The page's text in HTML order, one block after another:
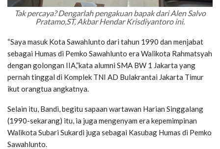
Tak percaya? Dengarlah pengakuan bapak dari Alen Salvo
Pratamo,ST, Akbar Hendar Krisdiyantoro ini.
“Saya masuk Kota Sawahlunto dari tahun 1990 dan menjabat
sebagai Humas di Pemko Sawahlunto era Walikota Rahmatsyah
dengan golongan IIA,”kata alumni SMA BW 1 Jakarta yang
pernah tinggal di Komplek TNI AD Bulakrantai Jakarta Timur
ikut orangtua angkatnya.
Selain itu, Bandi, begitu sapaan wartawan Harian Singgalang
(1990-sekarang) itu, ia juga mengenyam era kepemimpinan
Walikota Subari Sukardi juga sebagai Kasubag Humas di Pemko
Sawahlunto.